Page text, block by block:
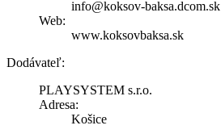
info@koksov-baksa.dcom.sk
Web:
www.koksovbaksa.sk
Dodávateľ:
PLAYSYSTEM s.r.o.
Adresa:
Košice